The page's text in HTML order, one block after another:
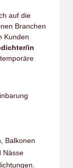
auf die
Branchen
Kunden
in
Balkonen
Nässe